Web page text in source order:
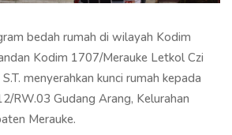
bedah rumah di wilayah Kodim
Kodim 1707/Merauke Letkol Czi
menyerahkan kunci rumah kepada
RW.03 Gudang Arang, Kelurahan
Merauke.